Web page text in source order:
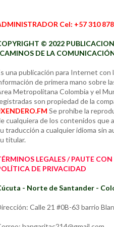
Cel: +57 310
© 2022
DE LA
una publicación para Internet con
de primera mano sobre
Metropolitana Colombia y el
son propiedad de la
Se prohíbe la
cualquiera de los contenidos que
traducción a cualquier idioma sin
titular.
LEGALES / PAUTE
DE PRIVACIDAD
- Norte de Santander -
Calle 21 #0B-63 barrio